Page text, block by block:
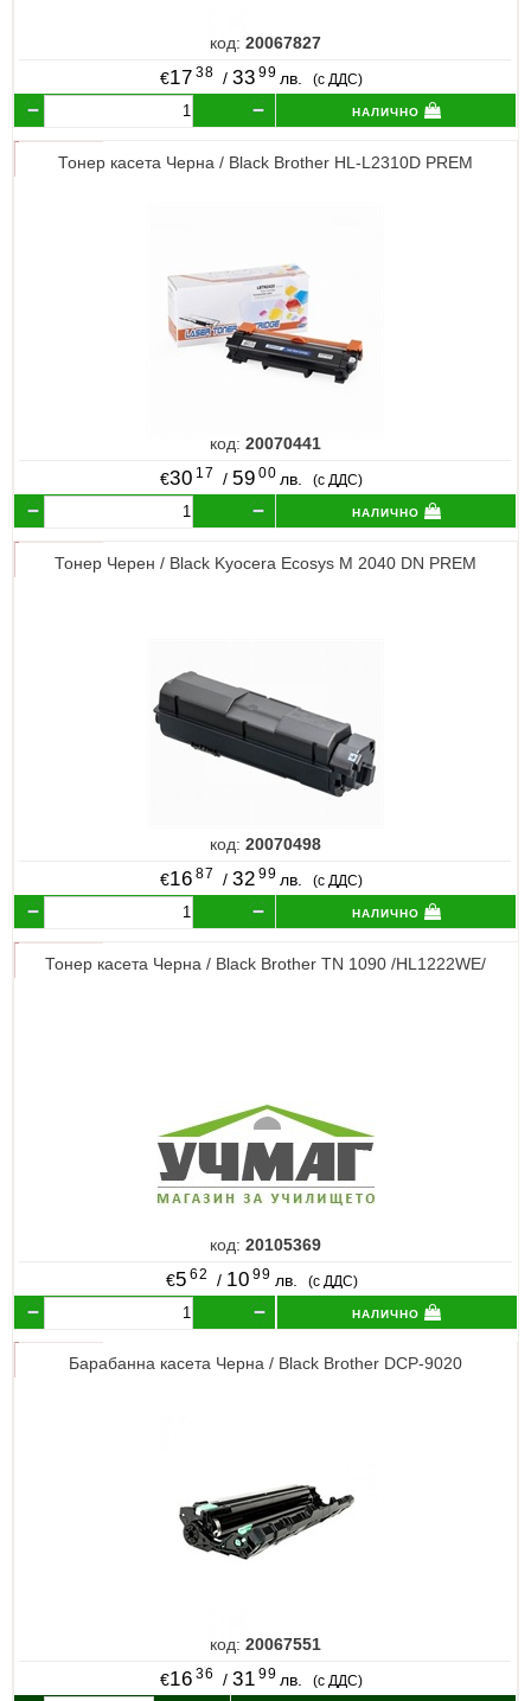
код: 20067827
€17 38 / 33 99 лв. (с ДДС)
налично
Тонер касета Черна / Black Brother HL-L2310D PREM
код: 20070441
€30 17 / 59 00 лв. (с ДДС)
налично
Тонер Черен / Black Kyocera Ecosys M 2040 DN PREM
код: 20070498
€16 87 / 32 99 лв. (с ДДС)
налично
Тонер касета Черна / Black Brother TN 1090 /HL1222WE/
код: 20105369
€5 62 / 10 99 лв. (с ДДС)
налично
Барабанна касета Черна / Black Brother DCP-9020
код: 20067551
€16 36 / 31 99 лв. (с ДДС)